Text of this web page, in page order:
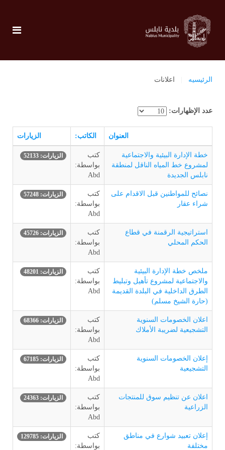
الرئيسيه اعلانات
عدد الإظهارات:
العنوان الكاتب: الزيارات
خطة الإدارة البيئية والاجتماعية
لمشروع خط المياه الناقل لمنطقة
نابلس الجديدة
كتب
بواسطة:
Abd
الزيارات: 52133
نصائح للمواطنين قبل الاقدام على
شراء عقار
كتب
بواسطة:
Abd
الزيارات: 57248
استراتيجية الرقمنة في قطاع
الحكم المحلي
كتب
بواسطة:
Abd
الزيارات: 45726
ملخص خطة الإدارة البيئية
والاجتماعية لمشروع تأهيل وتبليط
الطرق الداخلية في البلدة القديمة
(حارة الشيخ مسلم)
كتب
بواسطة:
Abd
الزيارات: 48201
اعلان الخصومات السنوية
التشجيعية لضريبة الأملاك
كتب
بواسطة:
Abd
الزيارات: 68366
إعلان الخصومات السنوية
التشجيعية
كتب
بواسطة:
Abd
الزيارات: 67185
اعلان عن تنظيم سوق للمنتجات
الزراعية
كتب
بواسطة:
Abd
الزيارات: 24363
إعلان تعبيد شوارع في مناطق
مختلفة
كتب
بواسطة:
الزيارات: 129785